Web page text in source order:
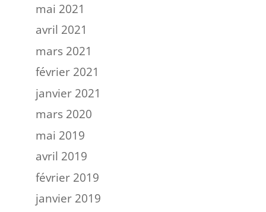
mai 2021
avril 2021
mars 2021
février 2021
janvier 2021
mars 2020
mai 2019
avril 2019
février 2019
janvier 2019